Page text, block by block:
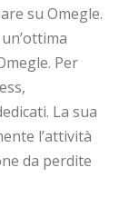
su Omegle.
Per
La sua
l’attività
da perdite